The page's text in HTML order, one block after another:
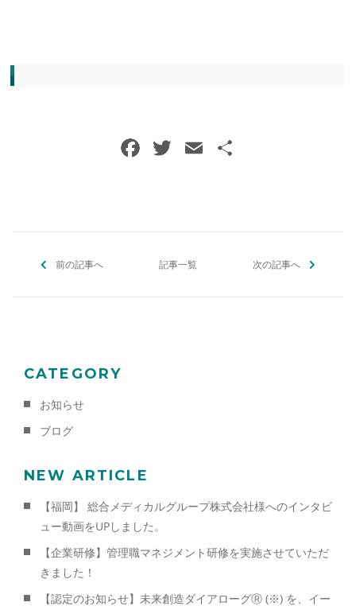
F
o
T E
前の記事へ 記事一覧 次の記事へ
CATEGORY
お知らせ
ブログ
NEW ARTICLE
【福岡】 総合メディカルグループ株式会社様へのインタビ
ュー動画をUPしました。
【企業研修】管理職マネジメント研修を実施させていただ
きました！
【認定のお知らせ】未来創造ダイアローグⓇ (※) を、イー